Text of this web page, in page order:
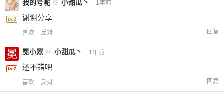
我的号呢 @ 小甜瓜丶 1年前
谢谢分享
喜欢 反对 回复
冕小罴 @ 小甜瓜丶 1年前
还不错吧
喜欢 反对 回复